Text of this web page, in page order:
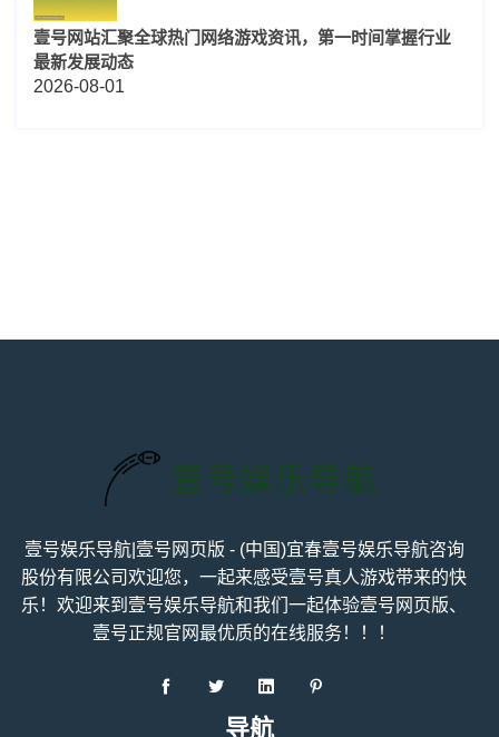
壹号网站汇聚全球热门网络游戏资讯，第一时间掌握行业
最新发展动态
2026-08-01
壹号娱乐导航|壹号网页版 - (中国)宜春壹号娱乐导航咨询
股份有限公司欢迎您，一起来感受壹号真人游戏带来的快
乐！欢迎来到壹号娱乐导航和我们一起体验壹号网页版、
壹号正规官网最优质的在线服务！！！
导航